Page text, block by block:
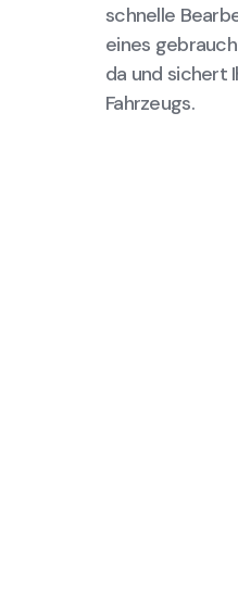
schnelle
eines
da und sichert
Fahrzeugs.